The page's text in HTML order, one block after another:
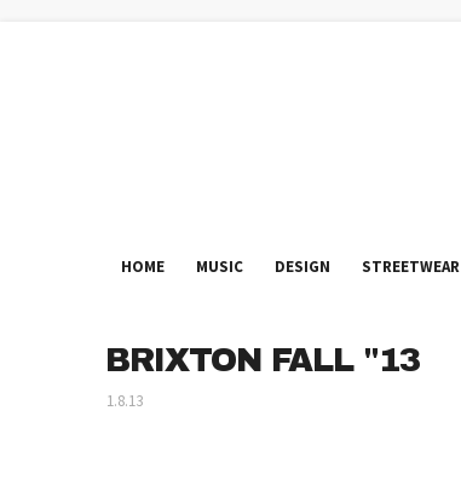
HOME MUSIC DESIGN STREETWEAR
BRIXTON FALL "13
1.8.13